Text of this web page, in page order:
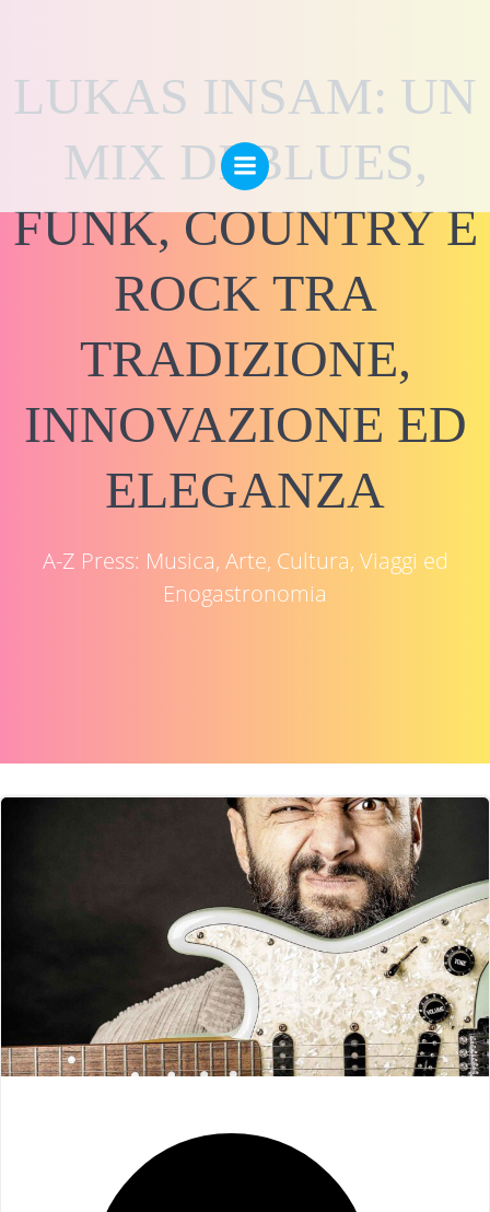
LUKAS INSAM: UN
MIX DI BLUES,
FUNK, COUNTRY E
ROCK TRA
TRADIZIONE,
INNOVAZIONE ED
ELEGANZA
A-Z Press: Musica, Arte, Cultura, Viaggi ed
Enogastronomia